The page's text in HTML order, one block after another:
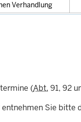
Verhandlung
(Abt. 91, 92
Sie bitte